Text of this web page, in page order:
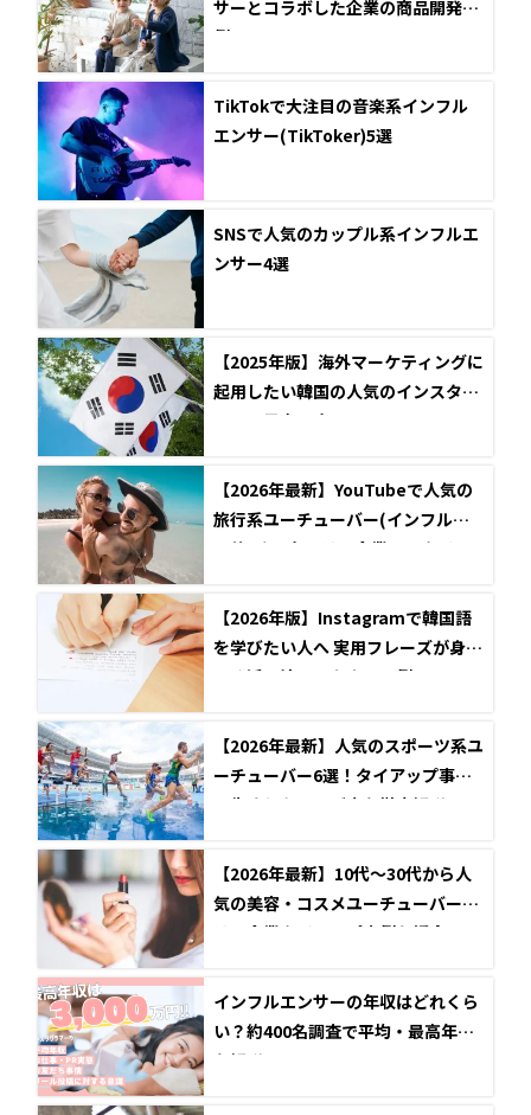
サーとコラボした企業の商品開発事
例5選
TikTokで大注目の音楽系インフル
エンサー(TikToker)5選
SNSで人気のカップル系インフルエ
ンサー4選
【2025年版】海外マーケティングに
起用したい韓国の人気のインスタグ
ラマー男女10名
【2026年最新】YouTubeで人気の
旅行系ユーチューバー(インフルエ
ンサー)12名とは？企業とのタイア
【2026年版】Instagramで韓国語
を学びたい人へ 実用フレーズが身に
つく活用法とアカウント例
【2026年最新】人気のスポーツ系ユ
ーチューバー6選！タイアップ事例
と失敗しない選び方を徹底解説
【2026年最新】10代～30代から人
気の美容・コスメユーチューバーと
は？企業タイアップ事例も紹介
インフルエンサーの年収はどれくら
い？約400名調査で平均・最高年収
を解説